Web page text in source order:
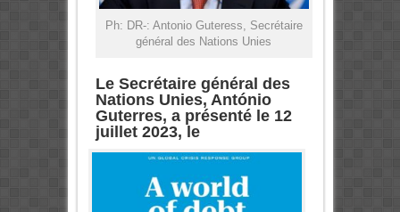
Ph: DR-: Antonio Guteress, Secrétaire
général des Nations Unies
Le Secrétaire général des
Nations Unies, António
Guterres, a présenté le 12
juillet 2023, le